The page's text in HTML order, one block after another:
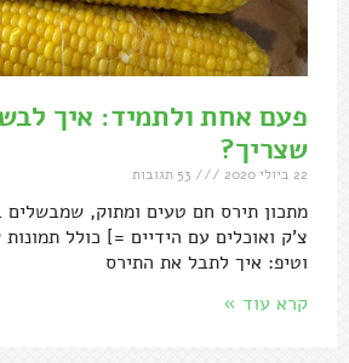
פעם אחת ולתמיד: איך
שצריך?
22 ביולי 2020
מתכון תירס חם טעים ומתוק, שמבשלים
צ'ק ואוכלים עם הידיים =] כולל
וטיפ: איך לתבל את התירס
קרא עוד »